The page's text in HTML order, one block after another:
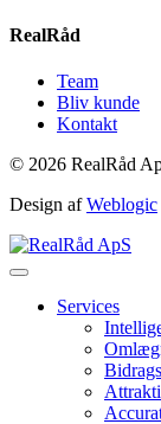
RealRåd
Team
Bliv kunde
Kontakt
© 2026 RealRåd
Design afWeblogic
Services